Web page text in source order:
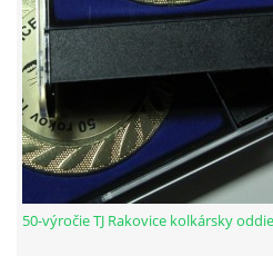
GPS SÚRADNICE
REKORDY NA KOLKÁRNI TJ
50-výročie TJ Rakovice kolkársky